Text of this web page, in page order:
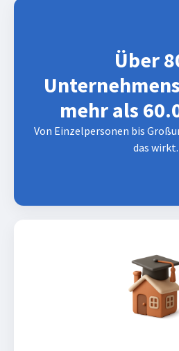
Über
mehr als
Von Einzelpersonen bis
das wirkt.